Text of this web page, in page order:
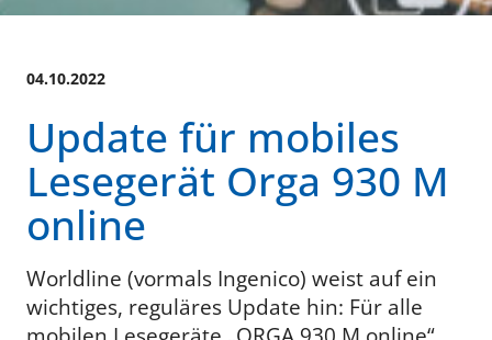
04.10.2022
Update für mobiles
Lesegerät Orga 930 M
online
Worldline (vormals Ingenico) weist auf ein
wichtiges, reguläres Update hin: Für alle